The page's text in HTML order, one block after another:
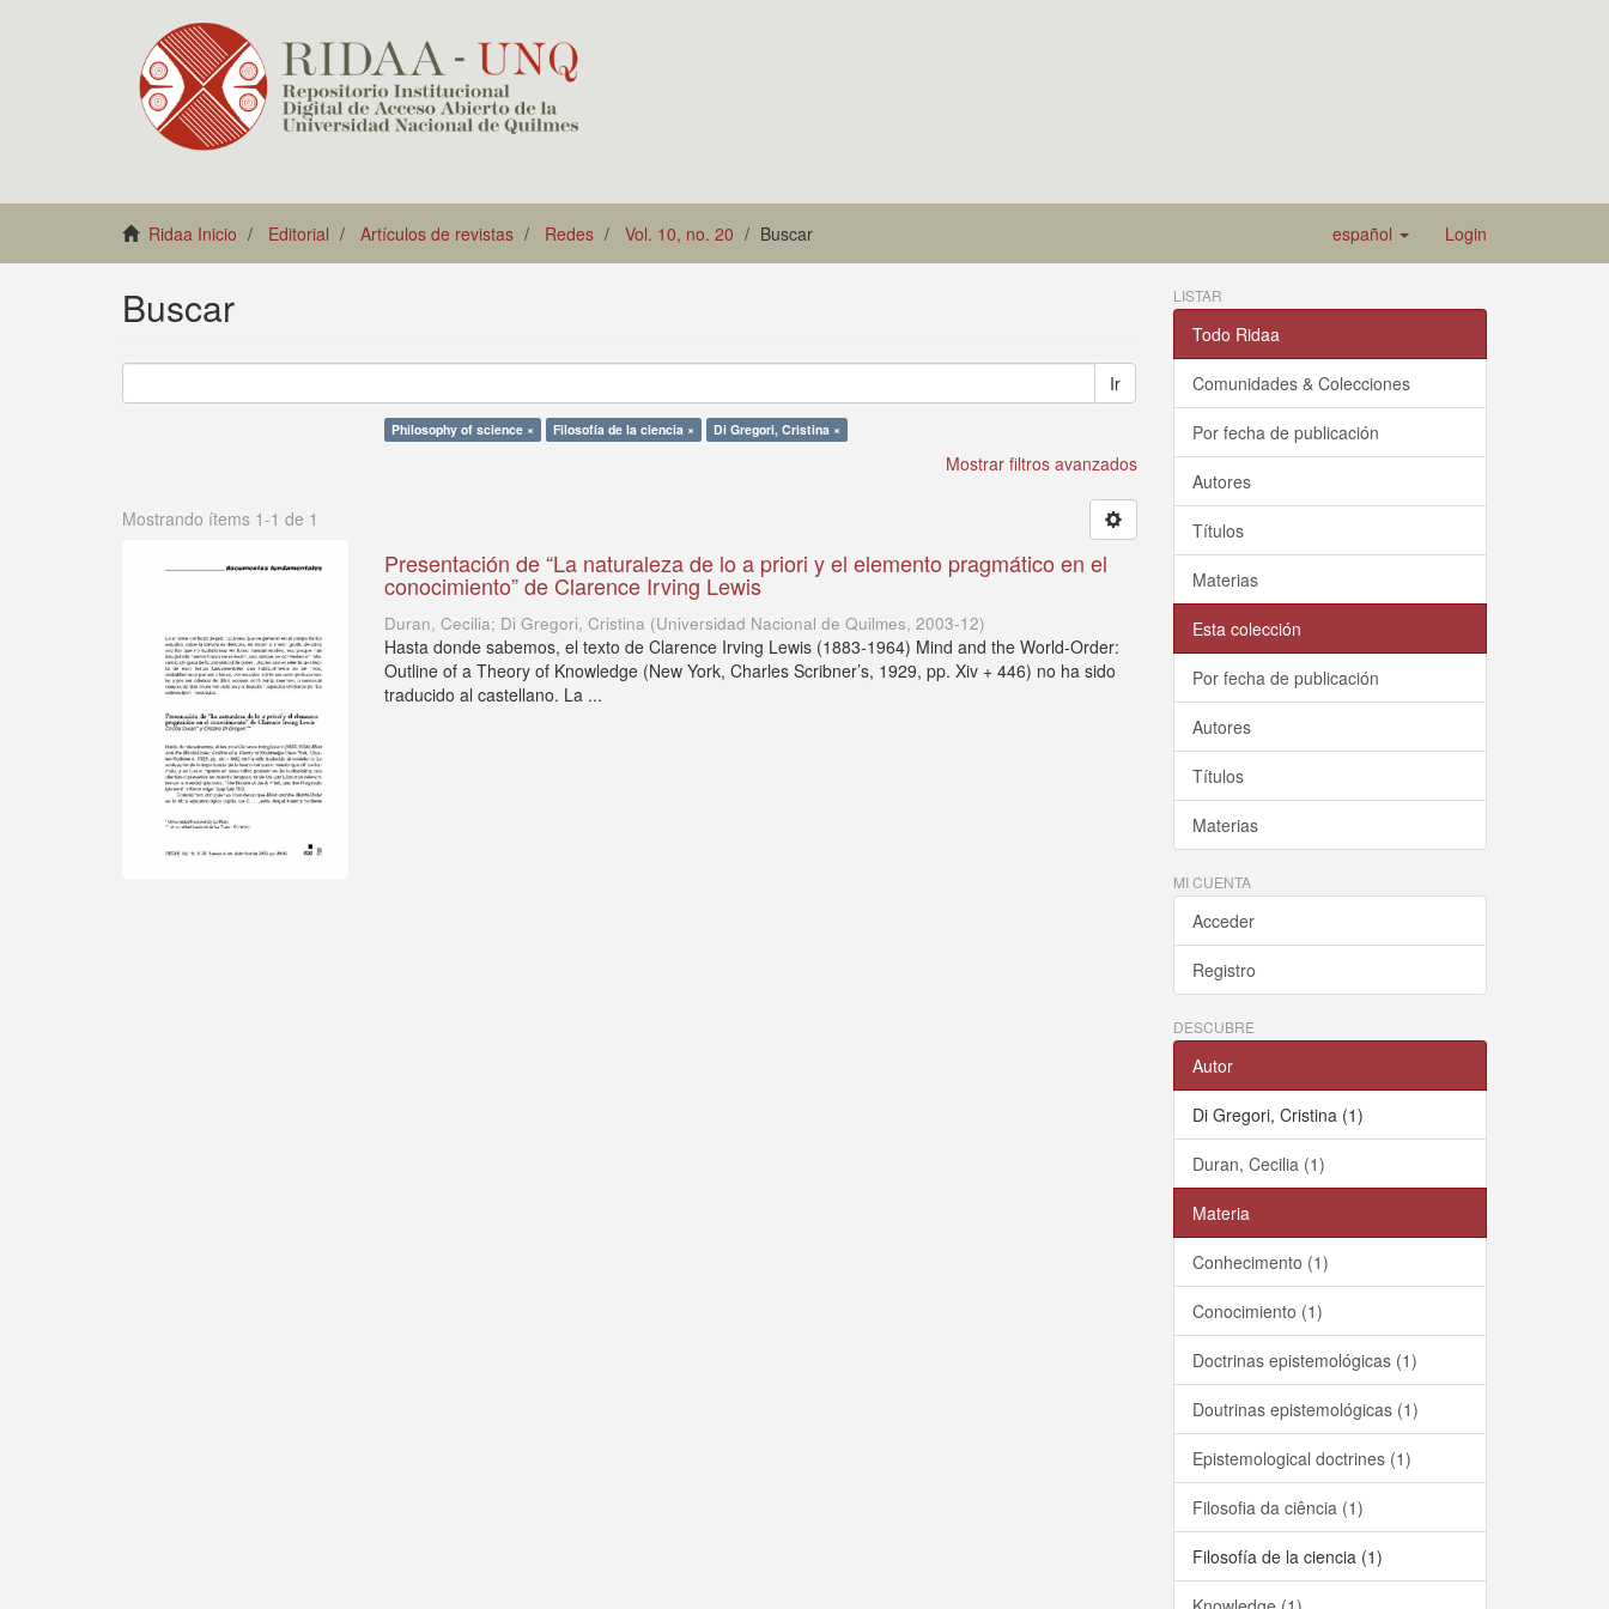
Ridaa Inicio Editorial Artículos de revistas Redes Vol. 10, no. 20 Buscar español Login
Buscar
Ir
Philosophy of science × Filosofía de la ciencia × Di Gregori, Cristina ×
Mostrar filtros avanzados
Mostrando ítems 1-1 de 1
Presentación de “La naturaleza de lo a priori y el elemento pragmático en el
conocimiento” de Clarence Irving Lewis
Duran, Cecilia; Di Gregori, Cristina (Universidad Nacional de Quilmes,2003-12)
Hasta donde sabemos, el texto de Clarence Irving Lewis (1883-1964) Mind and the World-Order:
Outline of a Theory of Knowledge (New York, Charles Scribner’s, 1929, pp. Xiv + 446) no ha sido
traducido al castellano. La ...
LISTAR
Todo Ridaa
Comunidades & Colecciones
Por fecha de publicación
Autores
Títulos
Materias
Esta colección
Por fecha de publicación
Autores
Títulos
Materias
MI CUENTA
Acceder
Registro
DESCUBRE
Autor
Di Gregori, Cristina (1)
Duran, Cecilia (1)
Materia
Conhecimento (1)
Conocimiento (1)
Doctrinas epistemológicas (1)
Doutrinas epistemológicas (1)
Epistemological doctrines (1)
Filosofia da ciência (1)
Filosofía de la ciencia (1)